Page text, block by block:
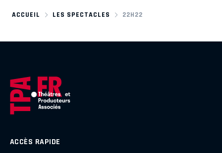
ACCUEIL LES SPECTACLES 22H22
ACCÈS RAPIDE